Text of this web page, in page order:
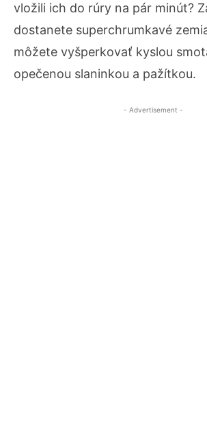
vložili ich do rúry na pár minút?
dostanete superchrumkavé
môžete vyšperkovať kyslou
opečenou slaninkou a pažítkou.
- Advertisement -